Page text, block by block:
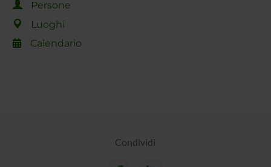
Persone
Luoghi
Calendario
Condividi